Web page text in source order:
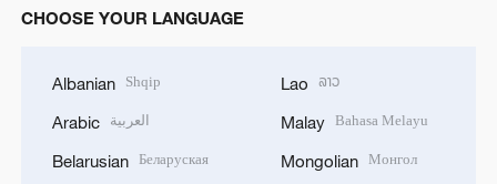
CHOOSE YOUR LANGUAGE
Albanian Shqip
Arabic العربية
Belarusian Беларуская
Lao ລາວ
Malay Bahasa Melayu
Mongolian Монгол